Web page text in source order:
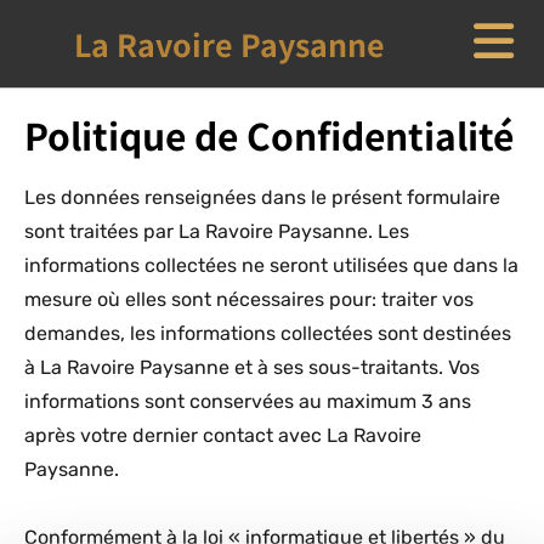
La Ravoire Paysanne
Politique de Confidentialité
Les données renseignées dans le présent formulaire
sont traitées par La Ravoire Paysanne. Les
informations collectées ne seront utilisées que dans la
mesure où elles sont nécessaires pour: traiter vos
demandes, les informations collectées sont destinées
à La Ravoire Paysanne et à ses sous-traitants. Vos
informations sont conservées au maximum 3 ans
après votre dernier contact avec La Ravoire
Paysanne.
Conformément à la loi « informatique et libertés » du